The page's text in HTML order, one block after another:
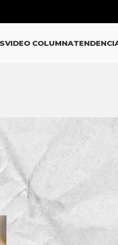
VIDEO COLUMNA
CATEGORÍAS
NOTICIAS
OPINIÓN